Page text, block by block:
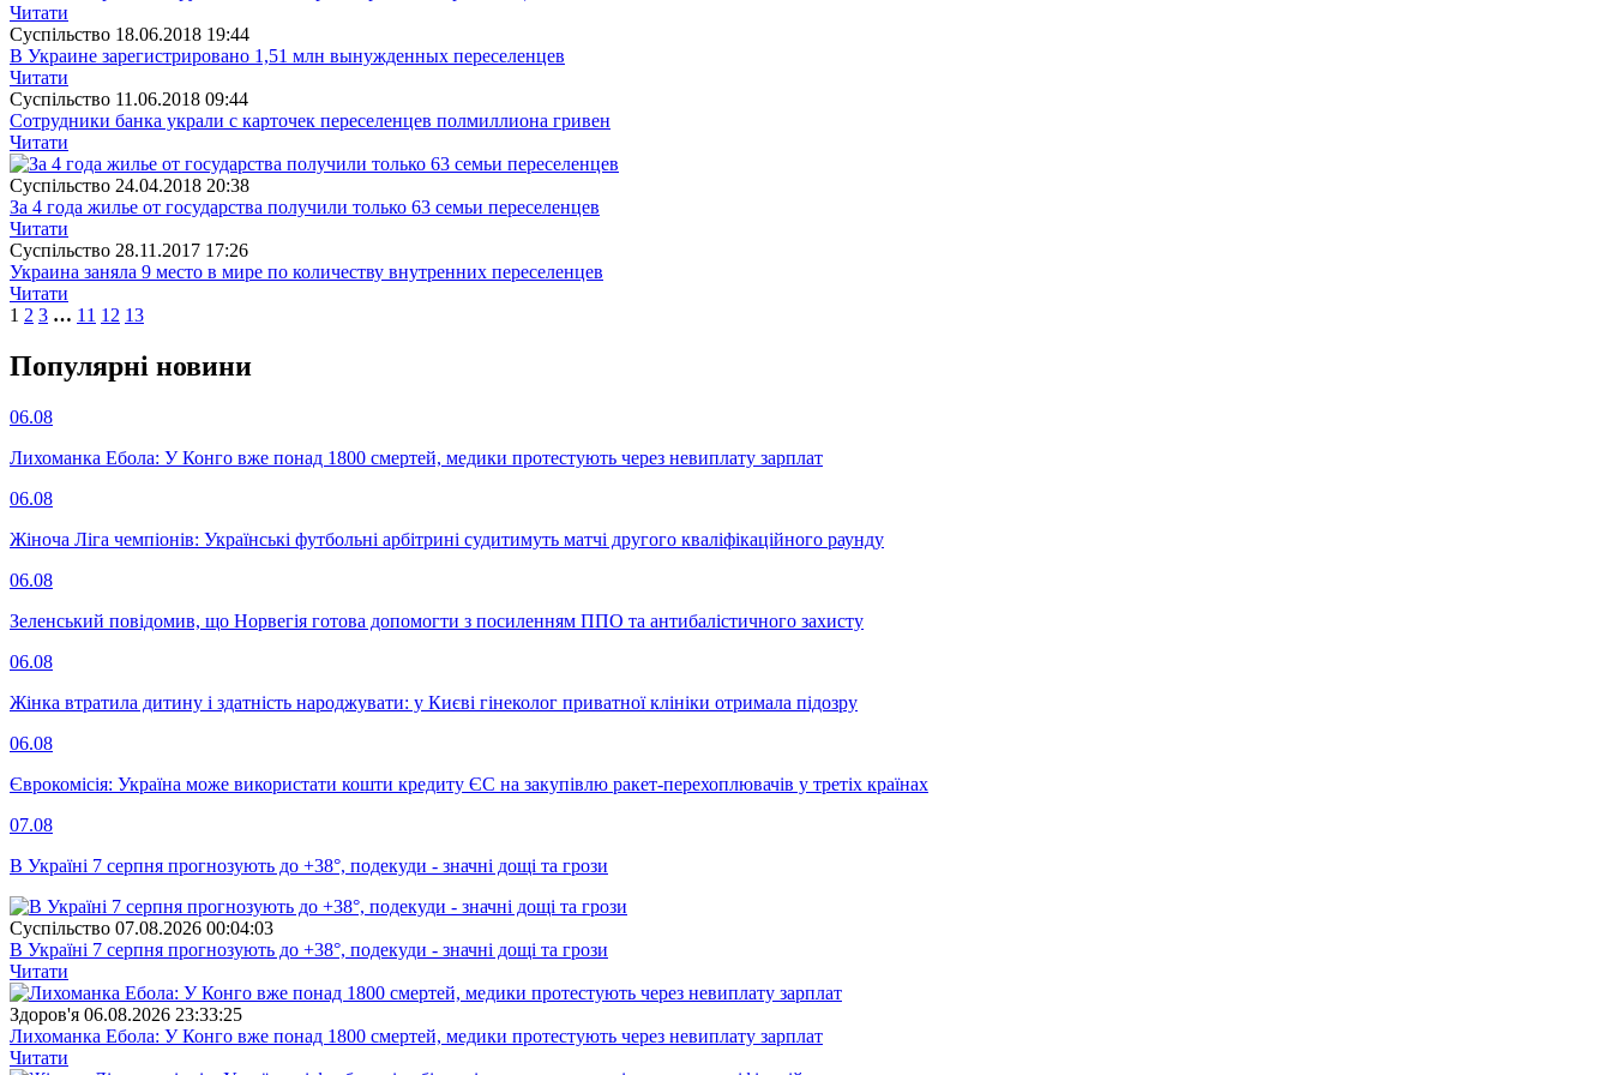
Читати
Суспiльство 18.06.2018 19:44
В Украине зарегистрировано 1,51 млн вынужденных переселенцев
Читати
Суспiльство 11.06.2018 09:44
Сотрудники банка украли с карточек переселенцев полмиллиона гривен
Читати
Суспiльство 24.04.2018 20:38
За 4 года жилье от государства получили только 63 семьи переселенцев
Читати
Суспiльство 28.11.2017 17:26
Украина заняла 9 место в мире по количеству внутренних переселенцев
Читати
1 2 3 … 11 12 13
Популярнi новини
06.08
Лихоманка Ебола: У Конго вже понад 1800 смертей, медики протестують через невиплату зарплат
06.08
Жіноча Ліга чемпіонів: Українські футбольні арбітрині судитимуть матчі другого кваліфікаційного раунду
06.08
Зеленський повідомив, що Норвегія готова допомогти з посиленням ППО та антибалістичного захисту
06.08
Жінка втратила дитину і здатність народжувати: у Києві гінеколог приватної клініки отримала підозру
06.08
Єврокомісія: Україна може використати кошти кредиту ЄС на закупівлю ракет-перехоплювачів у третіх країнах
07.08
В Україні 7 серпня прогнозують до +38°, подекуди - значні дощі та грози
Суспiльство 07.08.2026 00:04:03
В Україні 7 серпня прогнозують до +38°, подекуди - значні дощі та грози
Читати
Здоров'я 06.08.2026 23:33:25
Лихоманка Ебола: У Конго вже понад 1800 смертей, медики протестують через невиплату зарплат
Читати